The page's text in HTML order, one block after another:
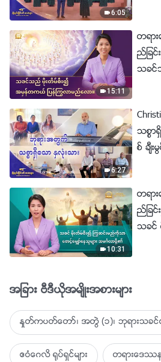
6:05
15:11
တရာ
ည္ျခင္
သခင္
6:27
သစၥ
စ္ ခ်ီး
10:31
တရာ
ည္ျခင္
သခင္
အျခား ဗီဒီယိုအမ်ိဳးအစားမ်ား
ႏႈတ္ကပတ္ေတာ္၊ အတြဲ (၁)၊ ဘုရားသခင္၏
ဧဝံေဂလိ ႐ုပ္ရွင္မ်ား တရားေဒႆနာ